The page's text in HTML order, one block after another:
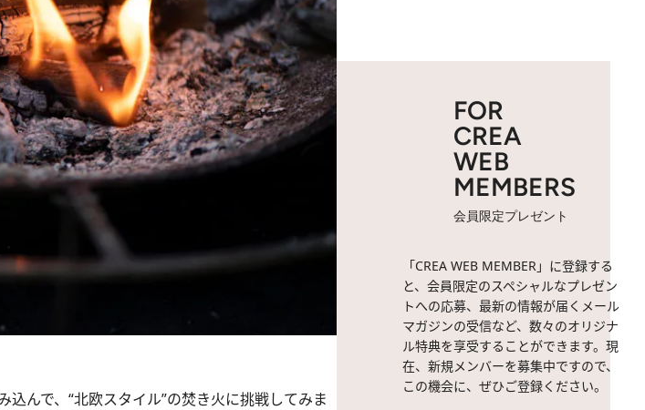
んで、“北欧スタイル”の焚き火に挑戦してみま
FOR
CREA
WEB
MEMBERS
会員限定プレゼント
「CREA WEB MEMBER」に登録する
と、会員限定のスペシャルなプレゼン
トへの応募、最新の情報が届くメール
マガジンの受信など、数々のオリジナ
ル特典を享受することができます。現
在、新規メンバーを募集中ですので、
この機会に、ぜひご登録ください。